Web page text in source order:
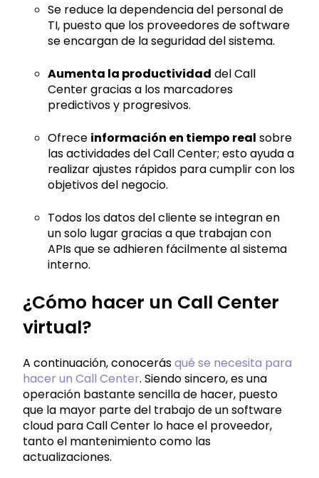
Se reduce la dependencia del personal de
TI, puesto que los proveedores de software
se encargan de la seguridad del sistema.
Aumenta la productividad del Call
Center gracias a los marcadores
predictivos y progresivos.
Ofrece información en tiempo real sobre
las actividades del Call Center; esto ayuda a
realizar ajustes rápidos para cumplir con los
objetivos del negocio.
Todos los datos del cliente se integran en
un solo lugar gracias a que trabajan con
APIs que se adhieren fácilmente al sistema
interno.
¿Cómo hacer un Call Center
virtual?
A continuación, conocerásqué se necesita para
hacer un Call Center. Siendo sincero, es una
operación bastante sencilla de hacer, puesto
que la mayor parte del trabajo de un software
cloud para Call Center lo hace el proveedor,
tanto el mantenimiento como las
actualizaciones.